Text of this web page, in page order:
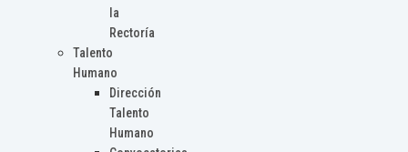
la
Rectoría
Talento
Humano
Dirección
Talento
Humano